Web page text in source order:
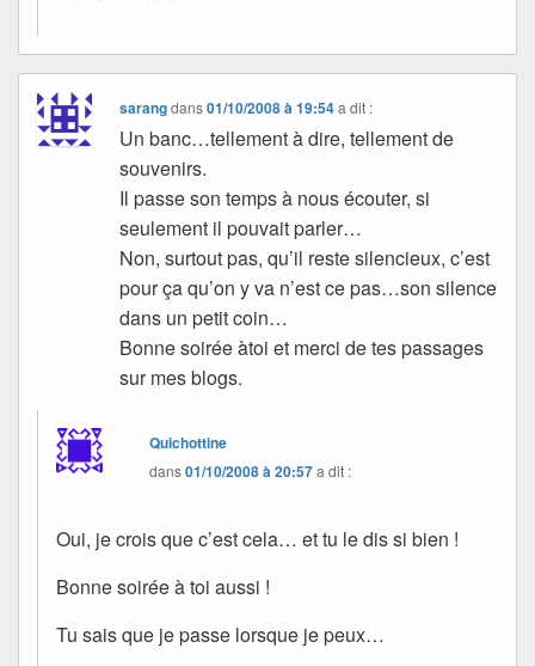
sarangdans01/10/2008 à 19:54 a dit :
Un banc…tellement à dire, tellement de
souvenirs.
Il passe son temps à nous écouter, si
seulement il pouvait parler…
Non, surtout pas, qu’il reste silencieux, c’est
pour ça qu’on y va n’est ce pas…son silence
dans un petit coin…
Bonne soirée àtoi et merci de tes passages
sur mes blogs.
Quichottine
dans01/10/2008 à 20:57a dit :
Oui, je crois que c’est cela… et tu le dis si bien !
Bonne soirée à toi aussi !
Tu sais que je passe lorsque je peux…